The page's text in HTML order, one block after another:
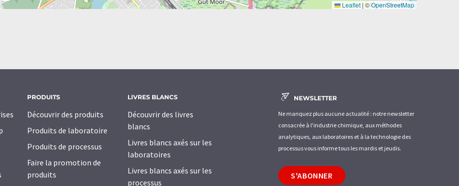
Leaflet | ©OpenStreetMap
PRODUITS
Découvrir des produits
Produits de laboratoire
Produits de processus
Faire la promotion de
produits
LIVRES BLANCS
Découvrir des livres
blancs
Livres blancs axés sur les
laboratoires
Livres blancs axés sur les
processus
NEWSLETTER
Ne manquez plus aucune actualité : notre newsletter
consacrée à l'industrie chimique, aux méthodes
analytiques, aux laboratoires et à la technologie des
processus vous informe tous les mardis et jeudis.
S'ABONNER